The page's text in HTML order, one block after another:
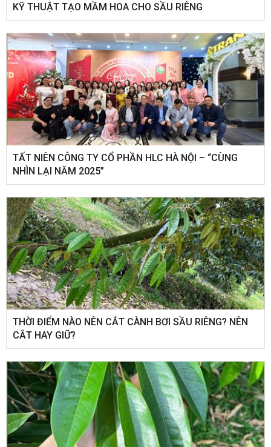
KỸ THUẬT TẠO MẦM HOA CHO SẦU RIÊNG
​TẤT NIÊN CÔNG TY CỔ PHẦN HLC HÀ NỘI – “CÙNG
NHÌN LẠI NĂM 2025”
THỜI ĐIỂM NÀO NÊN CẮT CÀNH BƠI SẦU RIÊNG? NÊN
CẮT HAY GIỮ?